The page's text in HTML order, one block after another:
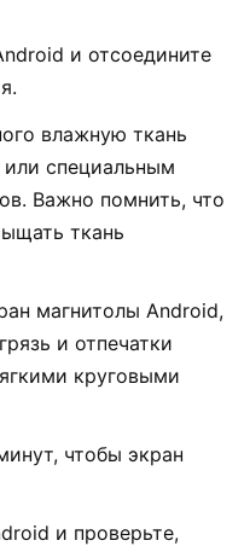
и отсоедините
влажную ткань
специальным
Важно помнить, что
ткань
магнитолы Android,
и отпечатки
круговыми
чтобы экран
и проверьте,